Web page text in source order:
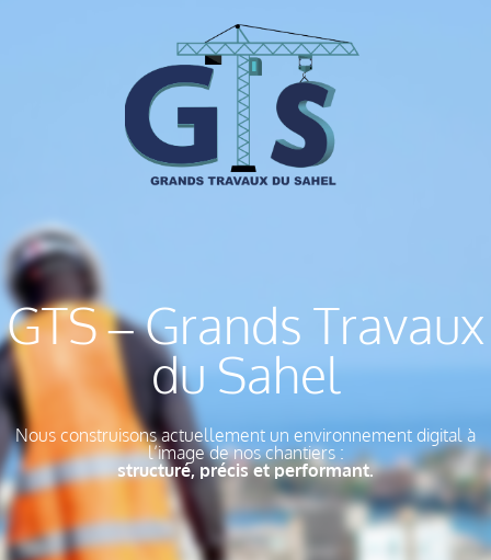
GTS – Grands Travaux
du Sahel
Nous construisons actuellement un environnement digital à
l’image de nos chantiers :
structuré, précis et performant.